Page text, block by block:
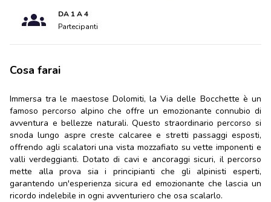
DA 1 A 4
Partecipanti
Cosa farai
Immersa tra le maestose Dolomiti, la Via delle Bocchette è un
famoso percorso alpino che offre un emozionante connubio di
avventura e bellezze naturali. Questo straordinario percorso si
snoda lungo aspre creste calcaree e stretti passaggi esposti,
offrendo agli scalatori una vista mozzafiato su vette imponenti e
valli verdeggianti. Dotato di cavi e ancoraggi sicuri, il percorso
mette alla prova sia i principianti che gli alpinisti esperti,
garantendo un'esperienza sicura ed emozionante che lascia un
ricordo indelebile in ogni avventuriero che osa scalarlo.